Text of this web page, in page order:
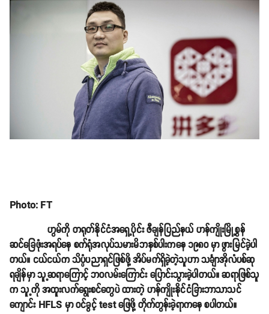
Photo: FT
ဟွမ်ကို တရုတ်နိုင်ငံအရှေ့ပိုင်း ဇီချန်ပြည်နယ် ဟန်ကျိုးမြို့စွန်
ဆင်ခြေဖုံးအရပ်နေ စက်ရုံအလုပ်သမားမိဘနှစ်ပါးကနေ ၁၉၈၀ မှာ ဖွားမြင်ခဲ့ပါ
တယ်။ ငယ်ငယ်က သိပ္ပံပညာရှင်ဖြစ်ဖို့ အိပ်မက်ရှိခဲ့တဲ့သူဟာ သင်္ချာအိုလံပစ်ဆု
ရချိန်မှာ သူ့ဆရာကြောင့် ဘဝလမ်းကြောင်း ပြောင်းသွားခဲ့ပါတယ်။ ဆရာဖြစ်သူ
က သူ့ကို အထူးလက်ရွေးစင်တွေပဲ ထားတဲ့ ဟန်ကျိုးနိုင်ငံခြားဘာသာသင်
ကျောင်း HFLS မှာ ဝင်ခွင့် test ဖြေဖို့ တိုက်တွန်းခဲ့ရာကနေ စပါတယ်။